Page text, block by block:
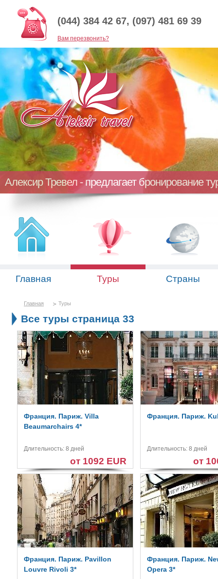
(044) 384 42 67, (097) 481 69 39
Baм перезвонить?
Алексир Тревел - предлагает бронирование
Главная Туры Страны
Главная Туры
Все туры страница 33
Франция. Париж. Villa
Beaumarchairs 4*
Длительность: 8 дней
от 1092 EUR
Франция. Париж.
Длительность: 8 дней
от
Франция. Париж. Pavillon
Louvre Rivoli 3*
Франция. Париж.
Opera 3*